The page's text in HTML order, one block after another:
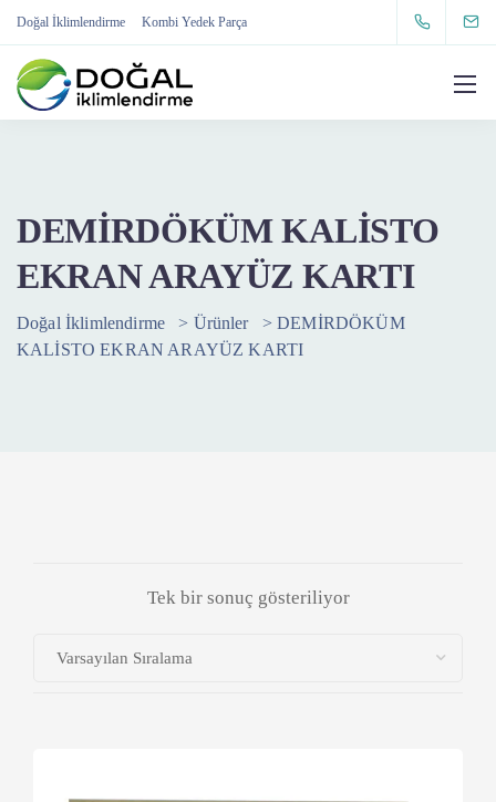
Doğal İklimlendirme Kombi Yedek Parça
DEMİRDÖKÜM KALİSTO
EKRAN ARAYÜZ KARTI
Doğal İklimlendirme > Ürünler >DEMİRDÖKÜM
KALİSTO EKRAN ARAYÜZ KARTI
Tek bir sonuç gösteriliyor